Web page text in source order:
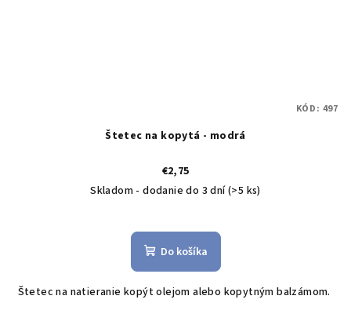
Štetec na kopytá - modrá
€2,75
Skladom - dodanie do 3 dní(>5 ks)
Do košíka
Štetec na natieranie kopýt olejom alebo kopytným balzámom.
KÓD: 497